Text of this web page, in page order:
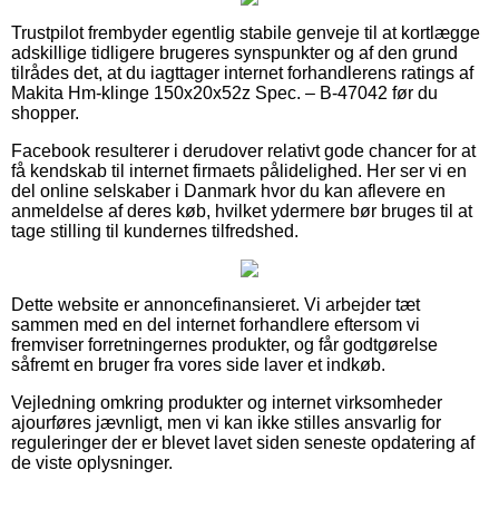
Trustpilot frembyder egentlig stabile genveje til at kortlægge
adskillige tidligere brugeres synspunkter og af den grund
tilrådes det, at du iagttager internet forhandlerens ratings af
Makita Hm-klinge 150x20x52z Spec. – B-47042 før du
shopper.
Facebook resulterer i derudover relativt gode chancer for at
få kendskab til internet firmaets pålidelighed. Her ser vi en
del online selskaber i Danmark hvor du kan aflevere en
anmeldelse af deres køb, hvilket ydermere bør bruges til at
tage stilling til kundernes tilfredshed.
Dette website er annoncefinansieret. Vi arbejder tæt
sammen med en del internet forhandlere eftersom vi
fremviser forretningernes produkter, og får godtgørelse
såfremt en bruger fra vores side laver et indkøb.
Vejledning omkring produkter og internet virksomheder
ajourføres jævnligt, men vi kan ikke stilles ansvarlig for
reguleringer der er blevet lavet siden seneste opdatering af
de viste oplysninger.